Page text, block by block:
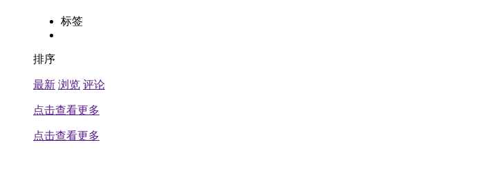
标签
排序
最新 浏览 评论
点击查看更多
点击查看更多